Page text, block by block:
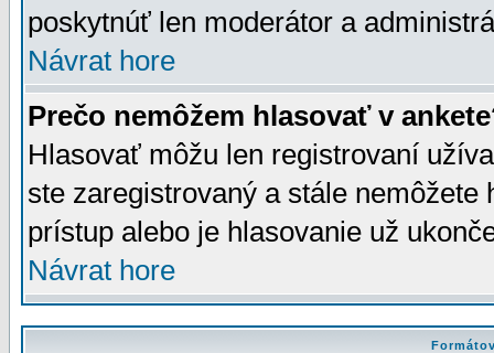
poskytnúť len moderátor a
Návrat hore
Prečo nemôžem hlasovať v
Hlasovať môžu len registrovaní
ste zaregistrovaný a stále
prístup alebo je hlasovanie už
Návrat hore